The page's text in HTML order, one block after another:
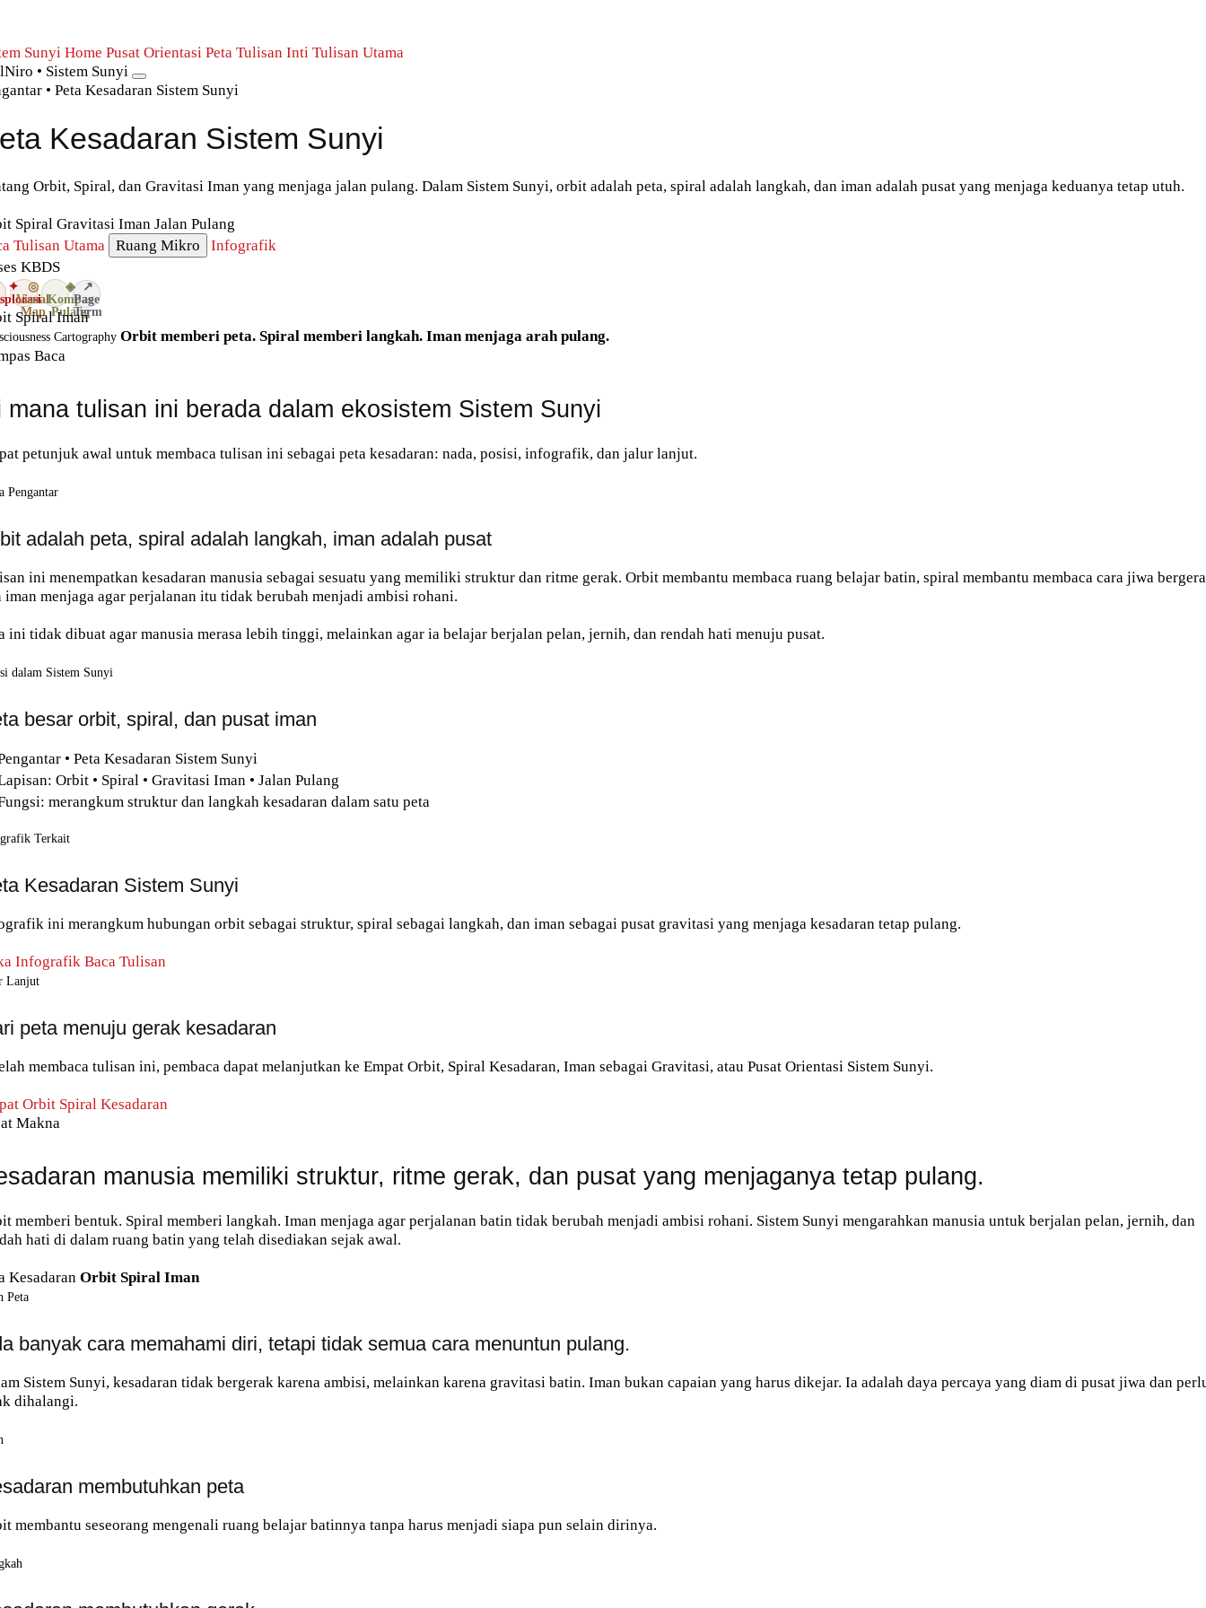
Sunyi Home Pusat Orientasi Peta Tulisan Inti Tulisan Utama
• Sistem Sunyi
• Peta Kesadaran Sistem Sunyi
Kesadaran Sistem Sunyi
Orbit, Spiral, dan Gravitasi Iman yang menjaga jalan pulang. Dalam Sistem Sunyi, orbit adalah peta, spiral adalah langkah, dan iman adalah pusat yang menjaga keduanya tetap utuh.
Spiral Gravitasi Iman Jalan Pulang
Tulisan Utama
Ruang Mikro
Infografik
KBDS
✦
◎
Visual
Map
◈
Kompas
Pulang
↗
Page
Term
Spiral Iman
Cartography Orbit memberi peta. Spiral memberi langkah. Iman menjaga arah pulang.
Baca
mana tulisan ini berada dalam ekosistem Sistem Sunyi
petunjuk awal untuk membaca tulisan ini sebagai peta kesadaran: nada, posisi, infografik, dan jalur lanjut.
Pengantar
adalah peta, spiral adalah langkah, iman adalah pusat
ini menempatkan kesadaran manusia sebagai sesuatu yang memiliki struktur dan ritme gerak. Orbit membantu membaca ruang belajar batin, spiral membantu membaca cara jiwa
iman menjaga agar perjalanan itu tidak berubah menjadi ambisi rohani.
ini tidak dibuat agar manusia merasa lebih tinggi, melainkan agar ia belajar berjalan pelan, jernih, dan rendah hati menuju pusat.
dalam Sistem Sunyi
besar orbit, spiral, dan pusat iman
• Peta Kesadaran Sistem Sunyi
Orbit • Spiral • Gravitasi Iman • Jalan Pulang
merangkum struktur dan langkah kesadaran dalam satu peta
Terkait
Kesadaran Sistem Sunyi
ini merangkum hubungan orbit sebagai struktur, spiral sebagai langkah, dan iman sebagai pusat gravitasi yang menjaga kesadaran tetap pulang.
Infografik Baca Tulisan
Lanjut
peta menuju gerak kesadaran
membaca tulisan ini, pembaca dapat melanjutkan ke Empat Orbit, Spiral Kesadaran, Iman sebagai Gravitasi, atau Pusat Orientasi Sistem Sunyi.
Orbit Spiral Kesadaran
Makna
manusia memiliki struktur, ritme gerak, dan pusat yang menjaganya tetap pulang.
memberi bentuk. Spiral memberi langkah. Iman menjaga agar perjalanan batin tidak berubah menjadi ambisi rohani. Sistem Sunyi mengarahkan manusia untuk berjalan pelan, jernih, dan
hati di dalam ruang batin yang telah disediakan sejak awal.
Kesadaran Orbit Spiral Iman
Peta
banyak cara memahami diri, tetapi tidak semua cara menuntun pulang.
Sistem Sunyi, kesadaran tidak bergerak karena ambisi, melainkan karena gravitasi batin. Iman bukan capaian yang harus dikejar. Ia adalah daya percaya yang diam di pusat jiwa dan
dihalangi.
membutuhkan peta
membantu seseorang mengenali ruang belajar batinnya tanpa harus menjadi siapa pun selain dirinya.